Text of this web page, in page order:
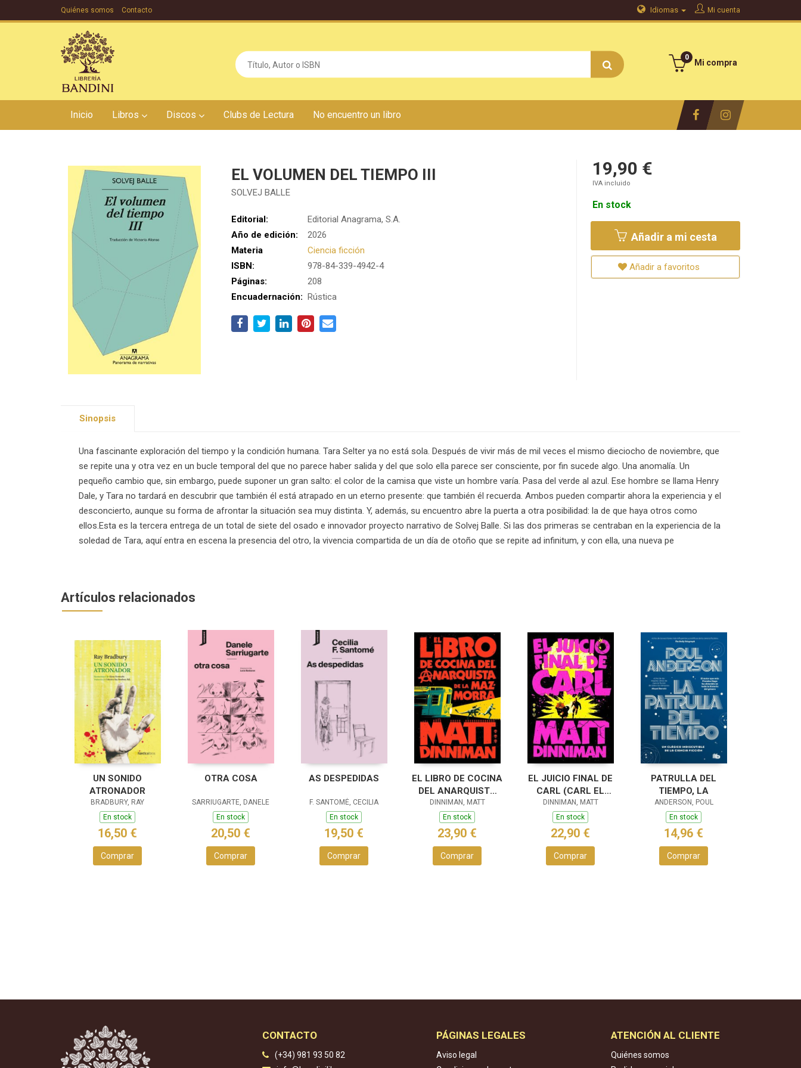
Mi cuenta
Idiomas
Quiénes somos Contacto
Mi compra
0
Inicio Libros Discos Clubs de Lectura No encuentro un libro
EL VOLUMEN DEL TIEMPO III
SOLVEJ BALLE
Editorial:
Editorial Anagrama, S.A.
Año de edición:
2026
Materia
Ciencia ficción
ISBN:
978-84-339-4942-4
Páginas:
208
Encuadernación: Rústica
19,90 €
IVA incluido
En stock
Añadir a mi cesta
Añadir a favoritos
Sinopsis
Una fascinante exploración del tiempo y la condición humana. Tara Selter ya no está sola. Después de vivir más de mil veces el mismo dieciocho de noviembre, que
se repite una y otra vez en un bucle temporal del que no parece haber salida y del que solo ella parece ser consciente, por fin sucede algo. Una anomalía. Un
pequeño cambio que, sin embargo, puede suponer un gran salto: el color de la camisa que viste un hombre varía. Pasa del verde al azul. Ese hombre se llama Henry
Dale, y Tara no tardará en descubrir que también él está atrapado en un eterno presente: que también él recuerda. Ambos pueden compartir ahora la experiencia y el
desconcierto, aunque su forma de afrontar la situación sea muy distinta. Y, además, su encuentro abre la puerta a otra posibilidad: la de que haya otros como
ellos.Esta es la tercera entrega de un total de siete del osado e innovador proyecto narrativo de Solvej Balle. Si las dos primeras se centraban en la experiencia de la
soledad de Tara, aquí entra en escena la presencia del otro, la vivencia compartida de un día de otoño que se repite ad infinitum, y con ella, una nueva pe
Artículos relacionados
UN SONIDO
ATRONADOR
BRADBURY, RAY
En stock
16,50 €
Comprar
OTRA COSA
SARRIUGARTE, DANELE
En stock
20,50 €
Comprar
AS DESPEDIDAS
F. SANTOMÉ, CECILIA
En stock
19,50 €
Comprar
EL LIBRO DE COCINA
DEL ANARQUISTA
DE LA MAZMORRA (
DINNIMAN, MATT
En stock
23,90 €
Comprar
EL JUICIO FINAL DE
CARL (CARL EL
MAZMORRERO 2)
DINNIMAN, MATT
En stock
22,90 €
Comprar
PATRULLA DEL
TIEMPO, LA
ANDERSON, POUL
En stock
14,96 €
Comprar
CONTACTO
(+34) 981 93 50 82
PÁGINAS LEGALES
Aviso legal
ATENCIÓN AL CLIENTE
Quiénes somos